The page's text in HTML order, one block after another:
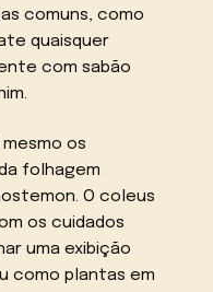
comuns, como
quaisquer
com sabão
os
folhagem
O coleus
os cuidados
uma exibição
como plantas em